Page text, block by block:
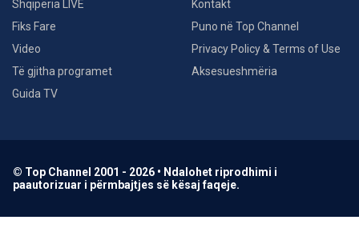
Shqipëria LIVE
Fiks Fare
Video
Të gjitha programet
Guida TV
Kontakt
Puno në Top Channel
Privacy Policy & Terms of Use
Aksesueshmëria
© Top Channel 2001 - 2026 • Ndalohet riprodhimi i
paautorizuar i përmbajtjes së kësaj faqeje.